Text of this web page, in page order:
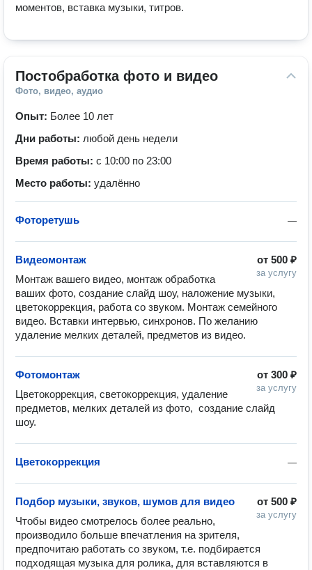
моментов, вставка музыки, титров.
Постобработка фото и видео
Фото, видео, аудио
Опыт: Более 10 лет
Дни работы: любой день недели
Время работы: с 10:00 по 23:00
Место работы: удалённо
—
Фоторетушь
от 500 ₽
за услугу
Видеомонтаж
Монтаж вашего видео, монтаж обработка
ваших фото, создание слайд шоу, наложение музыки,
цветокоррекция, работа со звуком. Монтаж семейного
видео. Вставки интервью, синхронов. По желанию
удаление мелких деталей, предметов из видео.
от 300 ₽
за услугу
Фотомонтаж
Цветокоррекция, светокоррекция, удаление
предметов, мелких деталей из фото,  создание слайд
шоу.
—
Цветокоррекция
от 500 ₽
за услугу
Подбор музыки, звуков, шумов для видео
Чтобы видео смотрелось более реально,
производило больше впечатления на зрителя,
предпочитаю работать со звуком, т.е. подбирается
подходящая музыка для ролика, для вставляются в